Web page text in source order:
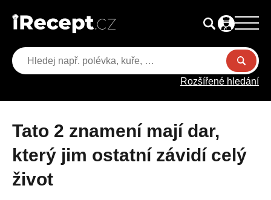
Rozšířené hledání
Tato 2 znamení mají dar,
který jim ostatní závidí celý
život